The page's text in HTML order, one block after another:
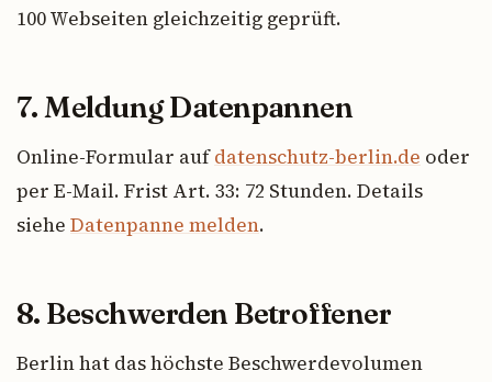
100 Webseiten gleichzeitig geprüft.
7. Meldung Datenpannen
Online-Formular aufdatenschutz-berlin.de oder
per E-Mail. Frist Art. 33: 72 Stunden. Details
siehe Datenpanne melden.
8. Beschwerden Betroffener
Berlin hat das höchste Beschwerdevolumen